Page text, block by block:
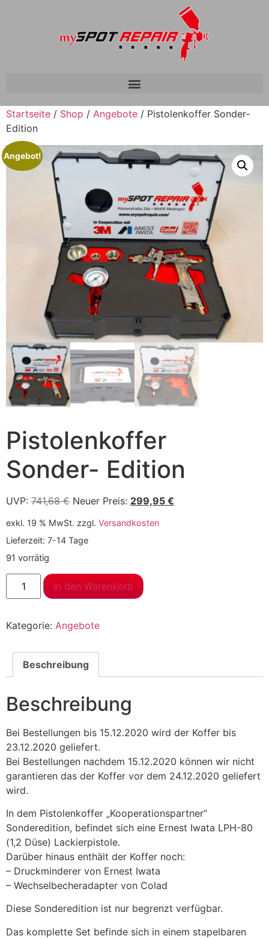
Startseite / Shop / Angebote / Pistolenkoffer Sonder-
Edition
Angebot!
Pistolenkoffer
Sonder- Edition
UVP: 741,68€ Neuer Preis: 299,95 €
exkl. 19 % MwSt. zzgl. Versandkosten
Lieferzeit: 7-14 Tage
91 vorrätig
In den Warenkorb
Kategorie: Angebote
Beschreibung
Beschreibung
Bei Bestellungen bis 15.12.2020 wird der Koffer bis
23.12.2020 geliefert.
Bei Bestellungen nachdem 15.12.2020 können wir nicht
garantieren das der Koffer vor dem 24.12.2020 geliefert
wird.
In dem Pistolenkoffer „Kooperationspartner“
Sonderedition, befindet sich eine Ernest Iwata LPH-80
(1,2 Düse) Lackierpistole.
Darüber hinaus enthält der Koffer noch:
– Druckminderer von Ernest Iwata
– Wechselbecheradapter von Colad
Diese Sonderedition ist nur begrenzt verfügbar.
Das komplette Set befinde sich in einem stapelbaren